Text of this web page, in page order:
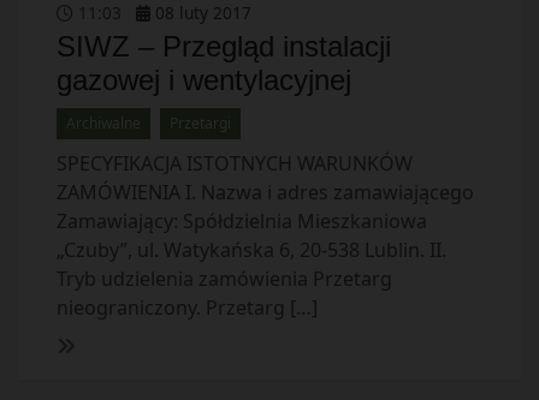
03 08 luty 2017
SIWZ – Przegląd instalacji
gazowej i wentylacyjnej
Archiwalne Przetargi
SPECYFIKACJA ISTOTNYCH WARUNKÓW
ZAMÓWIENIA I. Nazwa i adres zamawiającego
Zamawiający: Spółdzielnia Mieszkaniowa
„Czuby”, ul. Watykańska 6, 20-538 Lublin. II.
Tryb udzielenia zamówienia Przetarg
nieograniczony. Przetarg […]